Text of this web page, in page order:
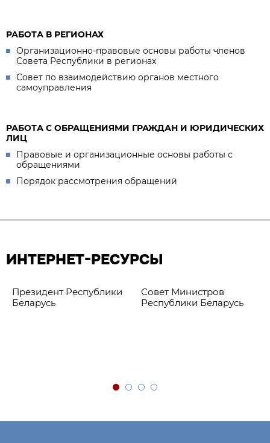
РАБОТА В РЕГИОНАХ
Организационно-правовые основы работы членов
Совета Республики в регионах
Совет по взаимодействию органов местного
самоуправления
РАБОТА С ОБРАЩЕНИЯМИ ГРАЖДАН И ЮРИДИЧЕСКИХ
ЛИЦ
Правовые и организационные основы работы с
обращениями
Порядок рассмотрения обращений
ИНТЕРНЕТ-РЕСУРСЫ
Президент Республики
Беларусь
Совет Министров
Республики Беларусь